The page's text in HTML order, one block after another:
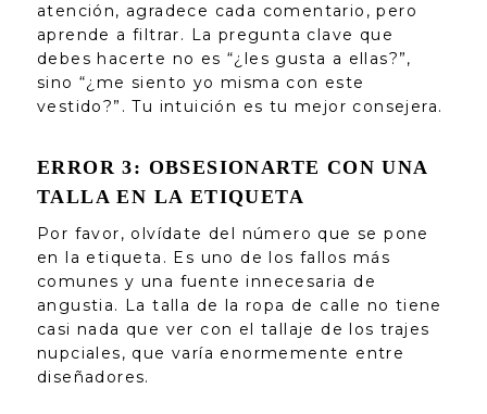
atención, agradece cada comentario, pero
aprende a filtrar. La pregunta clave que
debes hacerte no es “¿les gusta a ellas?”,
sino “¿me siento yo misma con este
vestido?”. Tu intuición es tu mejor consejera.
ERROR 3: OBSESIONARTE CON UNA
TALLA EN LA ETIQUETA
Por favor, olvídate del número que se pone
en la etiqueta. Es uno de los fallos más
comunes y una fuente innecesaria de
angustia. La talla de la ropa de calle no tiene
casi nada que ver con el tallaje de los trajes
nupciales, que varía enormemente entre
diseñadores.